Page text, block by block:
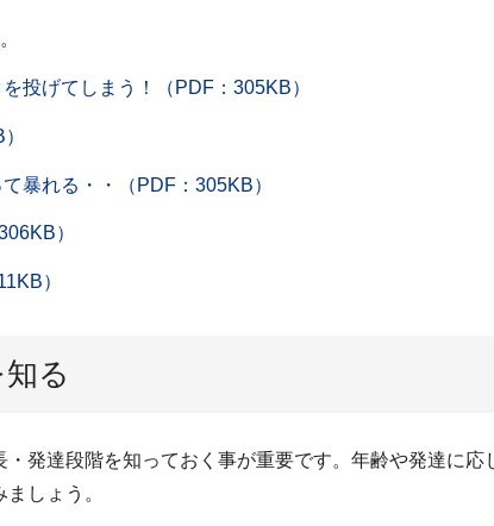
投げてしまう！（PDF：305KB）
暴れる・・（PDF：305KB）
）
）
る
発達段階を知っておく事が重要です。年齢や発達に
しょう。